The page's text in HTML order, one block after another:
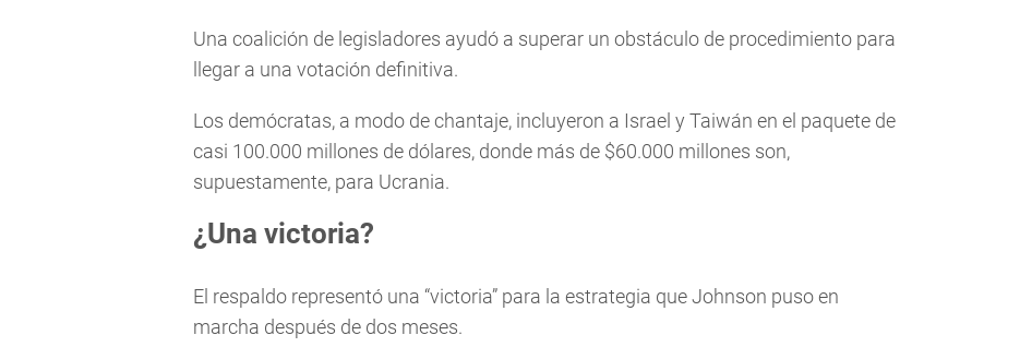
Una coalición de legisladores ayudó a superar un obstáculo de procedimiento para
llegar a una votación definitiva.
Los demócratas, a modo de chantaje, incluyeron a Israel y Taiwán en el paquete de
casi 100.000 millones de dólares, donde más de $60.000 millones son,
supuestamente, para Ucrania.
¿Una victoria?
El respaldo representó una “victoria” para la estrategia que Johnson puso en
marcha después de dos meses.